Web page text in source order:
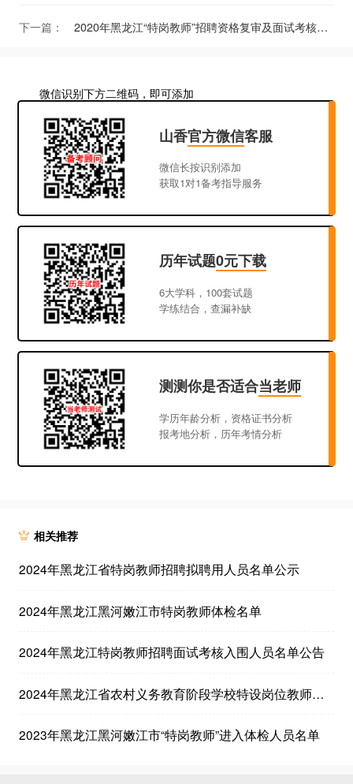
下一篇： 2020年黑龙江“特岗教师”招聘资格复审及面试考核有关工作的通知
微信识别下方二维码，即可添加
山香官方微信客服
微信长按识别添加
获取1对1备考指导服务
历年试题0元下载
6大学科，100套试题
学练结合，查漏补缺
测测你是否适合当老师
学历年龄分析，资格证书分析
报考地分析，历年考情分析
相关推荐
2024年黑龙江省特岗教师招聘拟聘用人员名单公示
2024年黑龙江黑河嫩江市特岗教师体检名单
2024年黑龙江特岗教师招聘面试考核入围人员名单公告
2024年黑龙江省农村义务教育阶段学校特设岗位教师招聘考试报名及资格审查时间延长的通知
2023年黑龙江黑河嫩江市“特岗教师”进入体检人员名单